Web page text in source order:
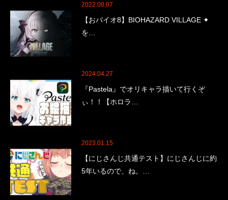
2022.08.07
【おバイオ8】BIOHAZARD VILLAGE ✦
を…
2024.04.27
『Pastela』でオリキャラ描いて行くぞ
ぃ！！【ホロラ…
2023.01.15
【にじさんじ共通テスト】にじさんじに約
5年いるので、ね。…